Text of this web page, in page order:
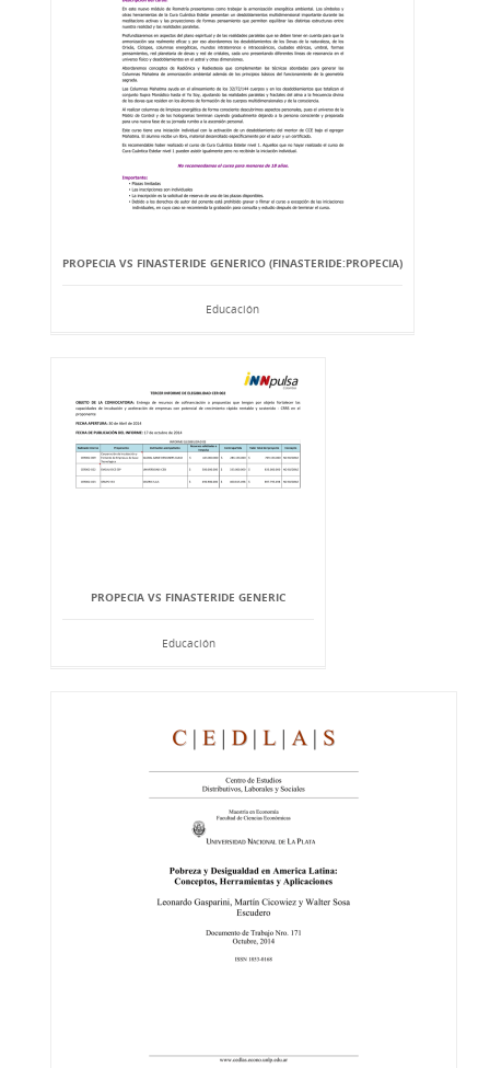
PROPECIA VS FINASTERIDE GENERICO (FINASTERIDE:PROPECIA)
Educación
PROPECIA VS FINASTERIDE GENERIC
Educación